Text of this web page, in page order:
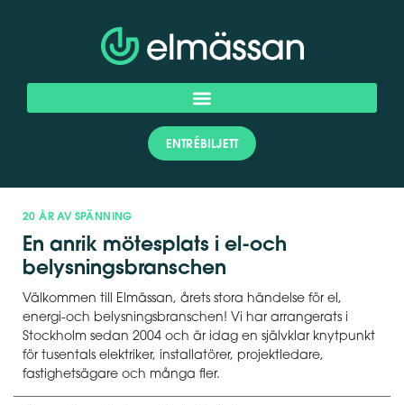
ENTRÉBILJETT
20 ÅR AV SPÄNNING
En anrik mötesplats i el-och
belysningsbranschen
Välkommen till Elmässan, årets stora händelse för el,
energi-och belysningsbranschen! Vi har arrangerats i
Stockholm sedan 2004 och är idag en självklar knytpunkt
för tusentals elektriker, installatörer, projektledare,
fastighetsägare och många fler.